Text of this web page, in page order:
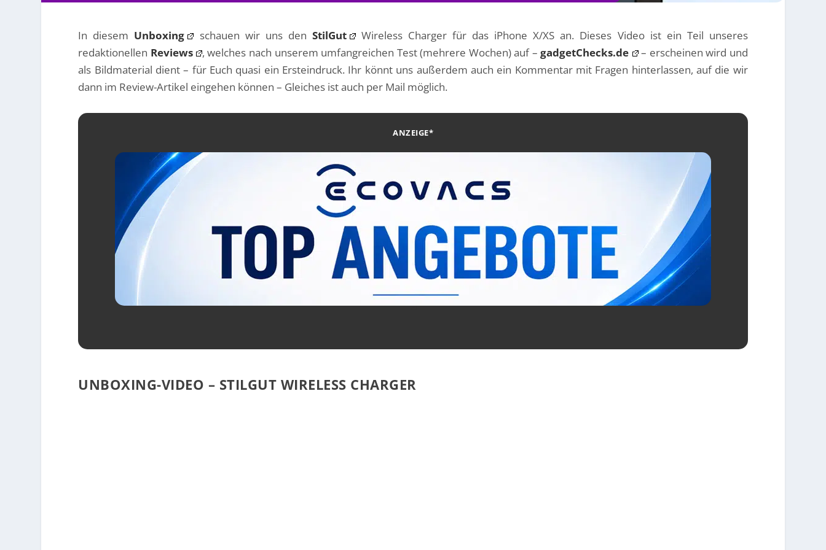
In diesem Unboxing schauen wir uns den StilGut
Wireless Charger für das iPhone X/XS an. Dieses Video ist ein Teil unseres
redaktionellen Reviews , welches nach unserem umfangreichen Test (mehrere Wochen) auf –gadgetChecks.de
– erscheinen wird und
als Bildmaterial dient – für Euch quasi ein Ersteindruck. Ihr könnt uns außerdem auch ein Kommentar mit Fragen hinterlassen, auf die wir
dann im Review-Artikel eingehen können – Gleiches ist auch per Mail möglich.
ANZEIGE*
UNBOXING-VIDEO – STILGUT WIRELESS CHARGER